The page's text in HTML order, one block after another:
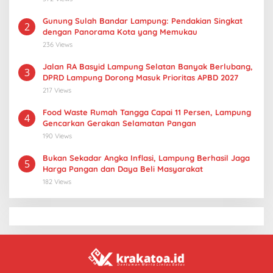
2
Gunung Sulah Bandar Lampung: Pendakian Singkat
dengan Panorama Kota yang Memukau
236 Views
3
Jalan RA Basyid Lampung Selatan Banyak Berlubang,
DPRD Lampung Dorong Masuk Prioritas APBD 2027
217 Views
4
Food Waste Rumah Tangga Capai 11 Persen, Lampung
Gencarkan Gerakan Selamatan Pangan
190 Views
5
Bukan Sekadar Angka Inflasi, Lampung Berhasil Jaga
Harga Pangan dan Daya Beli Masyarakat
182 Views